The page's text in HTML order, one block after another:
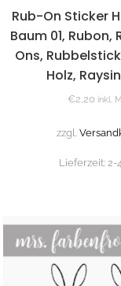
Rub-On Sticker
Baum 01, Rubon,
Ons,
Holz,
€2,20 inkl.
zzgl.
Lieferzeit: 2-